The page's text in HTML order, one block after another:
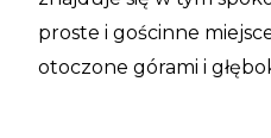
proste i gościnne
otoczone górami i